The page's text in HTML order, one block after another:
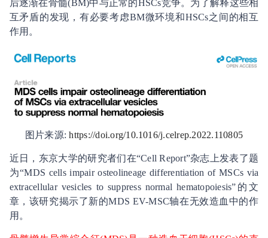
后逐渐在骨髓(BM)中与正常的HSCs竞争。为了解释这些相
互矛盾的发现，有必要考虑BM微环境和HSCs之间的相互
作用。
图片来源:https://doi.org/10.1016/j.celrep.2022.110805
近日，东京大学的研究者们在“Cell Report”杂志上发表了题
为“MDS cells impair osteolineage differentiation of MSCs via
extracellular vesicles to suppress normal hematopoiesis”的文
章，该研究揭示了新的MDS EV-MSC轴在无效造血中的作
用。